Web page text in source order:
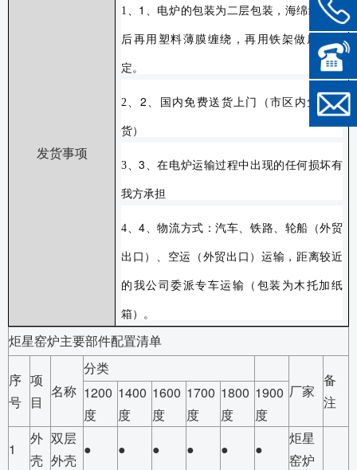
发货事项
1 、 1 、 电炉的包装为二层包装，海绵纸包裹
后再用塑料薄膜缠绕，再用铁架做底托固
定。
2、 2 、 国内免费送货上门（市区内免费送
货）
3、3 、在电炉运输过程中出现的任何损坏有
我方承担
4、4、物流方式：汽车、铁路、轮船（外贸
出口）、空运（外贸出口）运输，距离较近
的我公司委派专车运输（包装为木托加纸
箱）。
炬星窑炉主要部件配置清单
序
号
项
目
名称
分类
厂家
备
注
1200
度
1400
度
1600
度
1700
度
1800
度
1900
度
1
外
壳
双层
外壳
● ● ● ● ● ●
炬星
窑炉